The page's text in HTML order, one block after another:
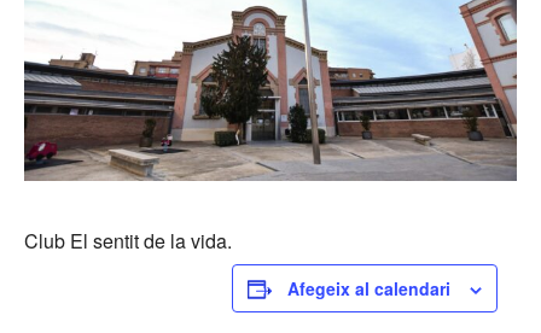
Club El sentit de la vida.
Afegeix al calendari